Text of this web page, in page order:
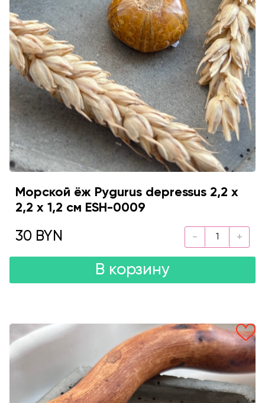
Морской ёж Pygurus depressus 2,2 х
2,2 х 1,2 см ESH-0009
30 BYN
В корзину